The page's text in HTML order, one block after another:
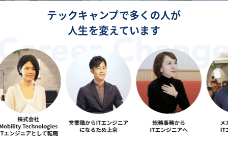
テックキャンプで多くの人が
人生を変えています